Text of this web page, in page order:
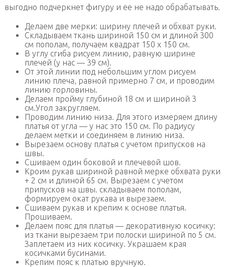
выгодно подчеркнет фигуру и ее не надо обрабатывать.
Делаем две мерки: ширину плечей и обхват руки.
Складываем ткань шириной 150 см и длиной 300
см пополам, получаем квадрат 150 х 150 см.
В углу сгиба рисуем линию, равную ширине
плечей (у нас — 39 см).
От этой линии под небольшим углом рисуем
линию плеча, равной примерно 7 см, и проводим
линию горловины.
Делаем пройму глубиной 18 см и шириной 3
см.Угол закругляем.
Проводим линию низа. Для этого измеряем длину
платья от угла — у нас это 150 см. По радиусу
делаем метки и соединяем в линию низа.
Вырезаем основу платья с учетом припусков на
швы.
Сшиваем один боковой и плечевой шов.
Кроим рукав шириной равной мерке обхвата руки
+ 2 см и длиной 65 см. Вырезаем с учетом
припусков на швы. складываем пополам,
формируем окат рукава и вырезаем.
Сшиваем рукав и крепим к основе платья.
Прошиваем.
Делаем пояс для платья — декоративную косичку:
из ткани вырезаем три полоски шириной по 5 см.
Заплетаем из них косичку. Украшаем края
косичками бусинами.
Крепим пояс к платью вручную.